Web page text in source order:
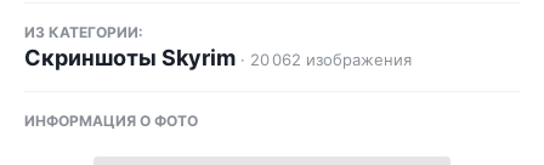
ИЗ КАТЕГОРИИ:
Скриншоты Skyrim · 20 062 изображения
ИНФОРМАЦИЯ О ФОТО